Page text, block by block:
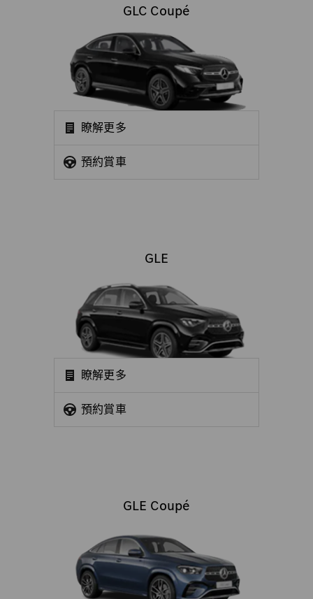
GLC Coupé
瞭解更多
預約賞車
GLE
瞭解更多
預約賞車
GLE Coupé